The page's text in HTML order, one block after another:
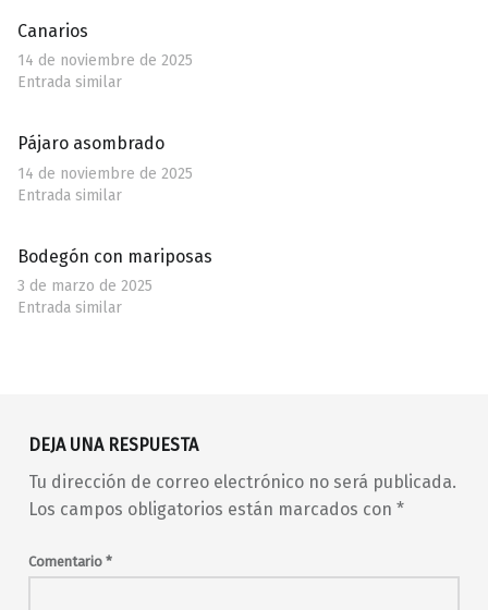
Canarios
14 de noviembre de 2025
Entrada similar
Pájaro asombrado
14 de noviembre de 2025
Entrada similar
Bodegón con mariposas
3 de marzo de 2025
Entrada similar
DEJA UNA RESPUESTA
Tu dirección de correo electrónico no será publicada.
Los campos obligatorios están marcados con *
Comentario *